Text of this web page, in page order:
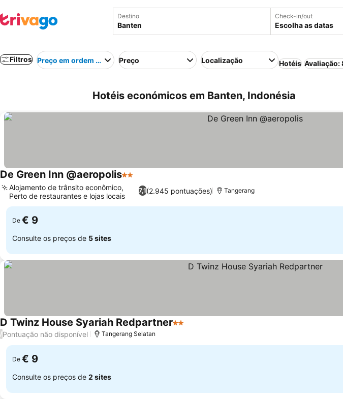
Destino Check-in/out
Escolha as datas
Filtros Preço em ordem crescentePreço Localização Hotéis Avaliação:
Hotéis económicos em Banten, Indonésia
De Green Inn @aeropolis2 Estrelas
7,1(2.945 pontuações)
Alojamento de trânsito econômico,
Perto de restaurantes e lojas locais
Tangerang
De € 9
Consulte os preços de 5 sites
D Twinz House Syariah Redpartner2 Estrelas
/Pontuação não disponível Tangerang Selatan
De € 9
Consulte os preços de 2 sites